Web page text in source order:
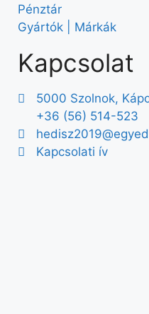
Pénztár
Gyártók | Márkák
Kapcsolat
5000 Szolnok,
+36 (56) 514-523
Kapcsolati ív